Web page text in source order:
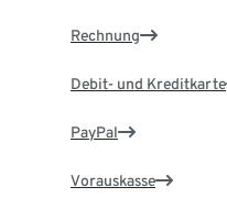
Rechnung
Debit- und Kreditkarte
PayPal
Vorauskasse